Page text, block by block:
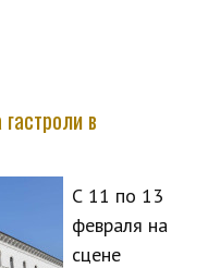
в
С 11 по 13
февраля на
сцене